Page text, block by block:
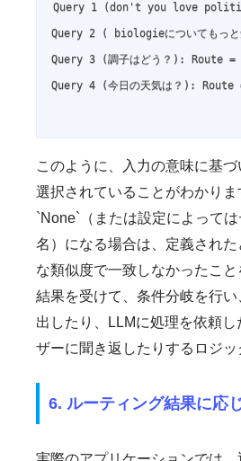
Query 1 (don't you love
Query 2 ( biologieについてもっ
Query 3 (調子はどう？): Route
Query 4 (今日の天気は？): Route
このように、入力の意味に基
選択されていることがわかり
`None`（または設定によって
名）になる場合は、定義され
な類似度で一致しなかったこ
結果を受けて、条件分岐を行
出したり、LLMに処理を依頼
ザーに聞き返したりするロジッ
6. ルーティング結果に応